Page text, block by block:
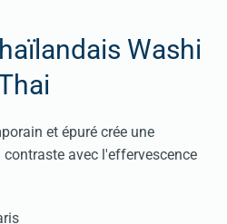
Washi
et épuré crée une
avec l'effervescence